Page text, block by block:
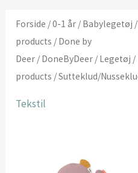
Forside /0-1 år / Babylegetøj /
products / Done by
Deer / DoneByDeer / Legetøj /
products /Sutteklud/
Tekstil